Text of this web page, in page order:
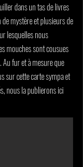
dans un tas de livres
mystère et plusieurs de
lesquelles nous
mouches sont cousues
fur et à mesure que
sur cette carte sympa et
nous la publierons ici